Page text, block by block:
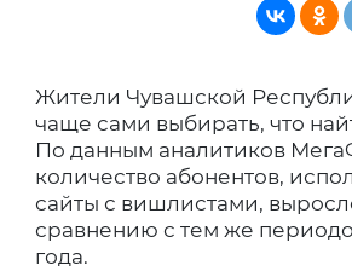
Жители Чувашской
чаще сами выбирать, что
По данным аналитиков
количество абонентов,
сайты с вишлистами,
сравнению с тем же
года.